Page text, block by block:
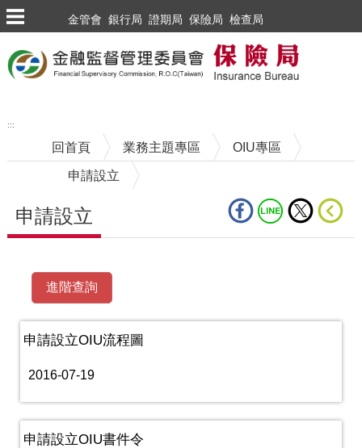
跳到主要內容區塊
金管會 銀行局 證期局 保險局 檢查局
:::
回首頁 業務主題專區 OIU專區
申請設立
申請設立
申請設立OIU流程圖
2016-07-19
申請設立OIU書件令